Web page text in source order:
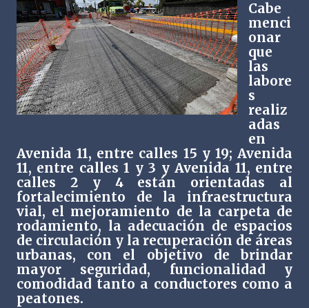
Cabe
menci
onar
que
las
labore
s
realiz
adas
en
Avenida 11, entre calles 15 y 19; Avenida
11, entre calles 1 y 3 y Avenida 11, entre
calles 2 y 4 están orientadas al
fortalecimiento de la infraestructura
vial, el mejoramiento de la carpeta de
rodamiento, la adecuación de espacios
de circulación y la recuperación de áreas
urbanas, con el objetivo de brindar
mayor seguridad, funcionalidad y
comodidad tanto a conductores como a
peatones.